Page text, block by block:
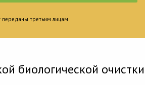
третьим лицам
биологической очистки